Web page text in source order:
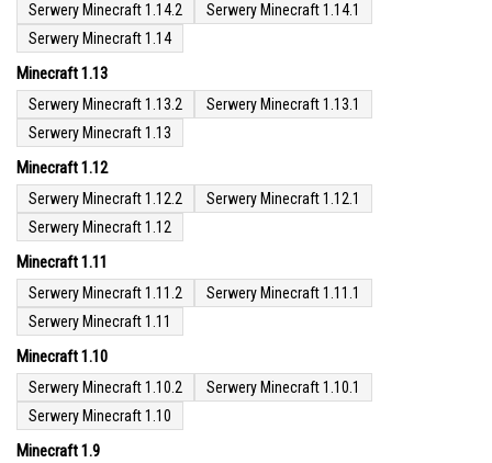
Serwery Minecraft 1.14.2
Serwery Minecraft 1.14.1
Serwery Minecraft 1.14
Minecraft 1.13
Serwery Minecraft 1.13.2
Serwery Minecraft 1.13.1
Serwery Minecraft 1.13
Minecraft 1.12
Serwery Minecraft 1.12.2
Serwery Minecraft 1.12.1
Serwery Minecraft 1.12
Minecraft 1.11
Serwery Minecraft 1.11.2
Serwery Minecraft 1.11.1
Serwery Minecraft 1.11
Minecraft 1.10
Serwery Minecraft 1.10.2
Serwery Minecraft 1.10.1
Serwery Minecraft 1.10
Minecraft 1.9